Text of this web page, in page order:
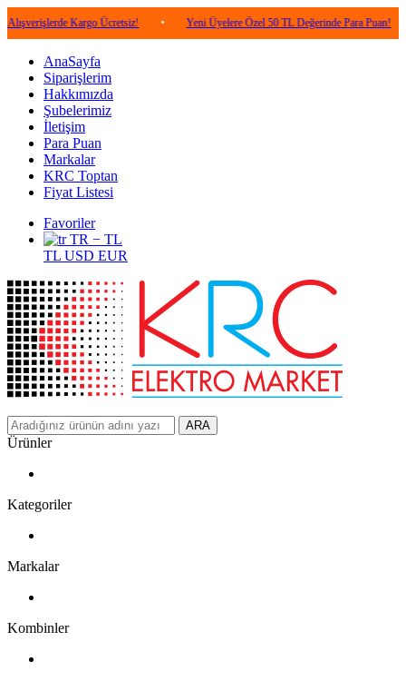
Kargo Ücretsiz! • Yeni Üyelere Özel 50 TL Değerinde Para Puan! •
AnaSayfa
Siparişlerim
Hakkımızda
Şubelerimiz
İletişim
Para Puan
Markalar
KRC Toptan
Fiyat Listesi
Favoriler
TR − TL
TL USD EUR
ARA
Ürünler
Kategoriler
Markalar
Kombinler